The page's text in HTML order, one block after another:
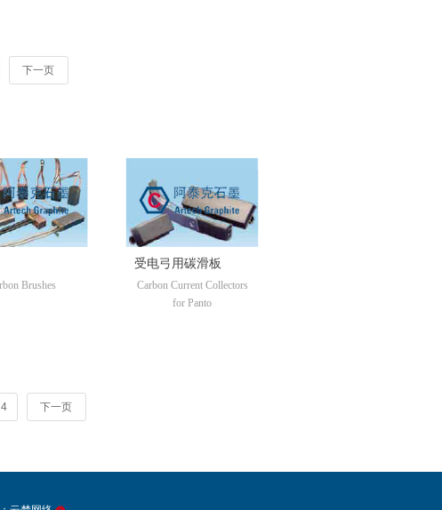
下一页
Brushes
受电弓用碳滑板
Carbon Current Collectors
for Panto
4 下一页